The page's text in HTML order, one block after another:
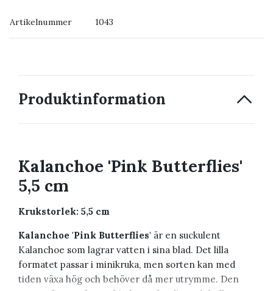
Artikelnummer 1043
Produktinformation
Kalanchoe 'Pink Butterflies'
5,5 cm
Krukstorlek: 5,5 cm
Kalanchoe 'Pink Butterflies' är en suckulent
Kalanchoe som lagrar vatten i sina blad. Det lilla
formatet passar i minikruka, men sorten kan med
tiden växa hög och behöver då mer utrymme. Den